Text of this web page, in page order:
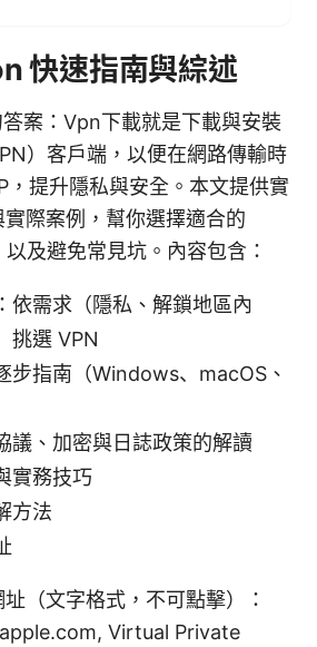
快速指南與綜述
案：Vpn下載就是下載與安裝
）客戶端，以便在網路傳輸時
，提升隱私與安全。本文提供實
際案例，幫你選擇適合的
及避免常見坑。內容包含：
依需求（隱私、解鎖地區內
挑選 VPN
步指南（Windows、macOS、
議、加密與日誌政策的解讀
實務技巧
方法
（文字格式，不可點擊）：
Virtual Private